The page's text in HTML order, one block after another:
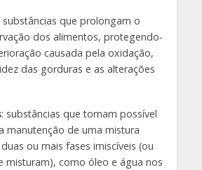
substâncias que prolongam o
dos alimentos, protegendo-
causada pela oxidação,
das gorduras e as alterações
: substâncias que tornam possível
manutenção de uma mistura
ou mais fases imiscíveis (ou
misturam), como óleo e água nos